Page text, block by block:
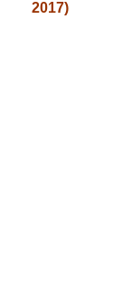
2017)